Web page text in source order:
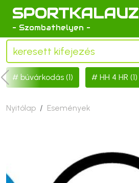
SPORTKALAUZ
- Szombathelyen -
búvárkodás (1) HH 4 HR (1)
Nyitólap Események